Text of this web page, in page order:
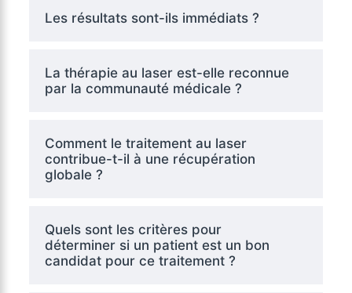
Les résultats sont-ils immédiats ?
La thérapie au laser est-elle reconnue
par la communauté médicale ?
Comment le traitement au laser
contribue-t-il à une récupération
globale ?
Quels sont les critères pour
déterminer si un patient est un bon
candidat pour ce traitement ?